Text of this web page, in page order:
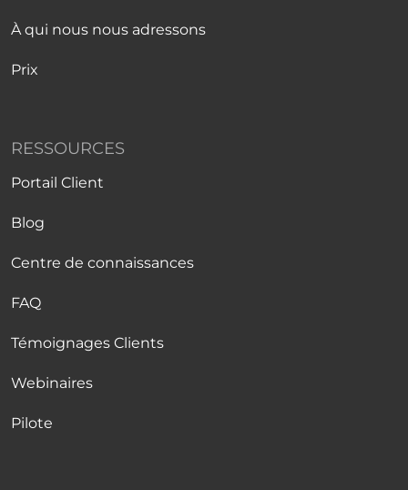
À qui nous nous adressons
Prix
RESSOURCES
Portail Client
Blog
Centre de connaissances
FAQ
Témoignages Clients
Webinaires
Pilote